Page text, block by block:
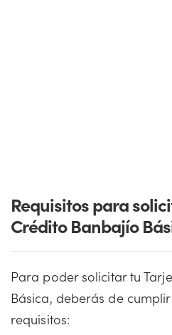
Requisitos para
Crédito Banbajío
Para poder solicitar tu
Básica, deberás de
requisitos: